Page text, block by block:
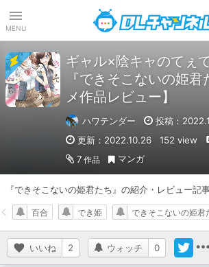
MENU
ギャル×陰キャのてぇ
『できそこないの姫
メ作品レビュー】
ハワテンダー
投稿：
更新：2022.10.26
152 view
7 作品 マンガ
『できそこないの姫君たち』の紹介・レビュー記事
いいね 2 ウォッチ 0
百合 でき姫 できそこないの姫君